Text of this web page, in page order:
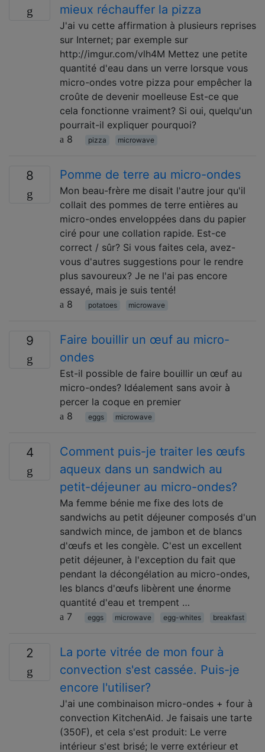
mieux réchauffer la pizza
J'ai vu cette affirmation à plusieurs reprises
sur Internet; par exemple sur
http://imgur.com/vlh4M Mettez une petite
quantité d'eau dans un verre lorsque vous
micro-ondes votre pizza pour empêcher la
croûte de devenir moelleuse Est-ce que
cela fonctionne vraiment? Si oui, quelqu'un
pourrait-il expliquer pourquoi?
8
pizza microwave
8 Pomme de terre au micro-ondes
Mon beau-frère me disait l'autre jour qu'il
collait des pommes de terre entières au
micro-ondes enveloppées dans du papier
ciré pour une collation rapide. Est-ce
correct / sûr? Si vous faites cela, avez-
vous d'autres suggestions pour le rendre
plus savoureux? Je ne l'ai pas encore
essayé, mais je suis tenté!
8
potatoes microwave
9
Faire bouillir un œuf au micro-
ondes
Est-il possible de faire bouillir un œuf au
micro-ondes? Idéalement sans avoir à
percer la coque en premier
8
eggs microwave
4
Comment puis-je traiter les œufs
aqueux dans un sandwich au
petit-déjeuner au micro-ondes?
Ma femme bénie me fixe des lots de
sandwichs au petit déjeuner composés d'un
sandwich mince, de jambon et de blancs
d'œufs et les congèle. C'est un excellent
petit déjeuner, à l'exception du fait que
pendant la décongélation au micro-ondes,
les blancs d'œufs libèrent une énorme
quantité d'eau et trempent …
7
eggs microwave egg-whites breakfast
2
La porte vitrée de mon four à
convection s'est cassée. Puis-je
encore l'utiliser?
J'ai une combinaison micro-ondes + four à
convection KitchenAid. Je faisais une tarte
(350F), et cela s'est produit: Le verre
intérieur s'est brisé; le verre extérieur et